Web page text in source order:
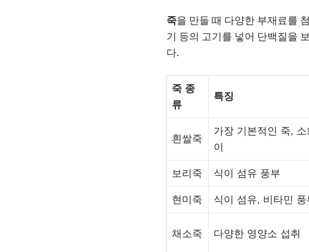
죽을 만들 때 다양한 부재료를
기 등의 고기를 넣어 단백질을
다.
죽 종
류
특징
흰쌀죽
가장 기본적인 죽, 소
이
보리죽 식이 섬유 풍부
현미죽 식이 섬유, 비타민 풍
채소죽 다양한 영양소 섭취